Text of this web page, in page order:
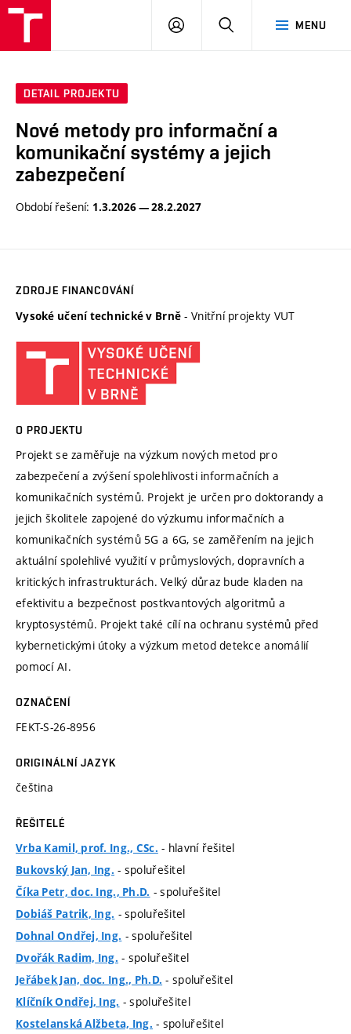
MENU
PŘIHLÁSIT
DETAIL PROJEKTU
Nové metody pro informační a
komunikační systémy a jejich
zabezpečení
Období řešení: 1.3.2026 — 28.2.2027
ZDROJE FINANCOVÁNÍ
Vysoké učení technické v Brně - Vnitřní projekty VUT
O PROJEKTU
Projekt se zaměřuje na výzkum nových metod pro
zabezpečení a zvýšení spolehlivosti informačních a
komunikačních systémů. Projekt je určen pro doktorandy a
jejich školitele zapojené do výzkumu informačních a
komunikačních systémů 5G a 6G, se zaměřením na jejich
aktuální spolehlivé využití v průmyslových, dopravních a
kritických infrastrukturách. Velký důraz bude kladen na
efektivitu a bezpečnost postkvantových algoritmů a
kryptosystémů. Projekt také cílí na ochranu systémů před
kybernetickými útoky a výzkum metod detekce anomálií
pomocí AI.
OZNAČENÍ
FEKT-S-26-8956
ORIGINÁLNÍ JAZYK
čeština
ŘEŠITELÉ
Vrba Kamil, prof. Ing., CSc. - hlavní řešitel
Bukovský Jan, Ing. - spoluřešitel
Číka Petr, doc. Ing., Ph.D. - spoluřešitel
Dobiáš Patrik, Ing. - spoluřešitel
Dohnal Ondřej, Ing. - spoluřešitel
Dvořák Radim, Ing. - spoluřešitel
Jeřábek Jan, doc. Ing., Ph.D. - spoluřešitel
Klíčník Ondřej, Ing. - spoluřešitel
Kostelanská Alžbeta, Ing. - spoluřešitel